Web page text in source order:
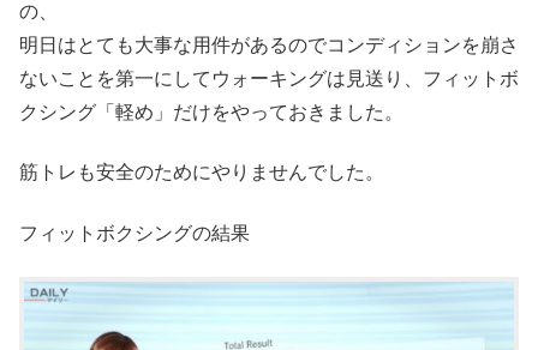
の、
明日はとても大事な用件があるのでコンディションを崩さ
ないことを第一にしてウォーキングは見送り、フィットボ
クシング「軽め」だけをやっておきました。
筋トレも安全のためにやりませんでした。
フィットボクシングの結果